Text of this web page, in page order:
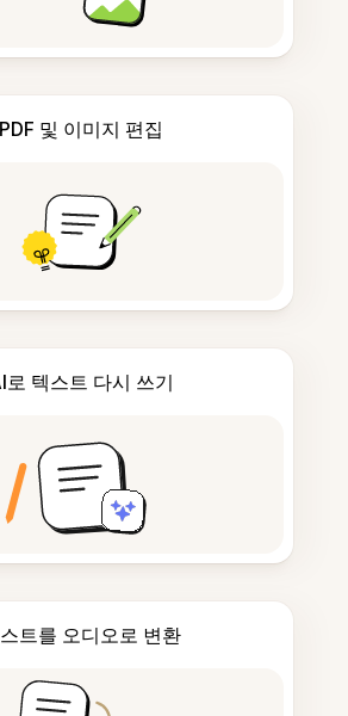
PDF 및 이미지 편집
로 텍스트 다시 쓰기
트를 오디오로 변환